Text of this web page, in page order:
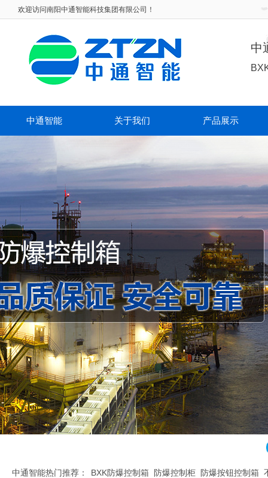
欢迎访问南阳中通智能科技集团有限公司！
中
中通智能 关于我们 产品展示
中通智能热门推荐： BXK防爆控制箱 防爆控制柜 防爆按钮控制箱